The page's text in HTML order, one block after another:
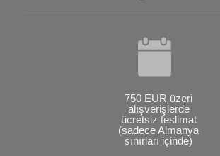
750 EUR üzeri
alışverişlerde
ücretsiz teslimat
(sadece Almanya
sınırları içinde)